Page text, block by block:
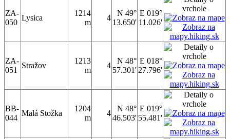
ZA-
050
Lysica
1214
m
4
N 49°
13.650'
E 019°
11.026'
ZA-
051
Stražov
1213
m
4
N 48°
57.301'
E 018°
27.796'
BB-
044
Malá Stožka
1204
m
4
N 48°
46.503'
E 019°
55.481'